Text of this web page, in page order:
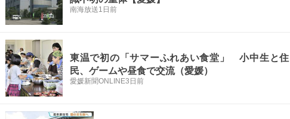
南海放送1日前
東温で初の「サマーふれあい食堂」 小中生と住
民、ゲームや昼食で交流（愛媛）
愛媛新聞ONLINE3日前